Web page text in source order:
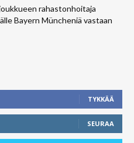
rahastonhoitaja
Bayern Müncheniä vastaan
TYKKÄÄ
SEURAA